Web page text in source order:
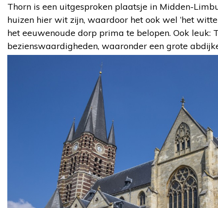
Thorn is een uitgesproken plaatsje in Midden-
huizen hier wit zijn, waardoor het ook wel ‘het
het eeuwenoude dorp prima te belopen. Ook leuk:
bezienswaardigheden, waaronder een grote